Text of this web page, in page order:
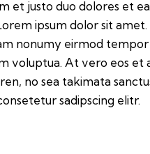
et justo duo dolores et
ipsum dolor sit
nonumy eirmod
voluptua. At vero eos et
no sea takimata
sadipscing elitr.